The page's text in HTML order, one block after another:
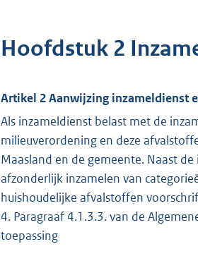
Hoofdstuk 2
Artikel 2 Aanwijzing inzameldienst
Als inzameldienst belast met de
milieuverordening en deze
Maasland en de gemeente. Naast
afzonderlijk inzamelen van
huishoudelijke afvalstoffen
4. Paragraaf 4.1.3.3. van de
toepassing